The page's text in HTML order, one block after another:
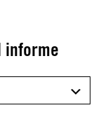
informe